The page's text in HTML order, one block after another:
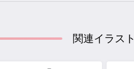
関連イラスト